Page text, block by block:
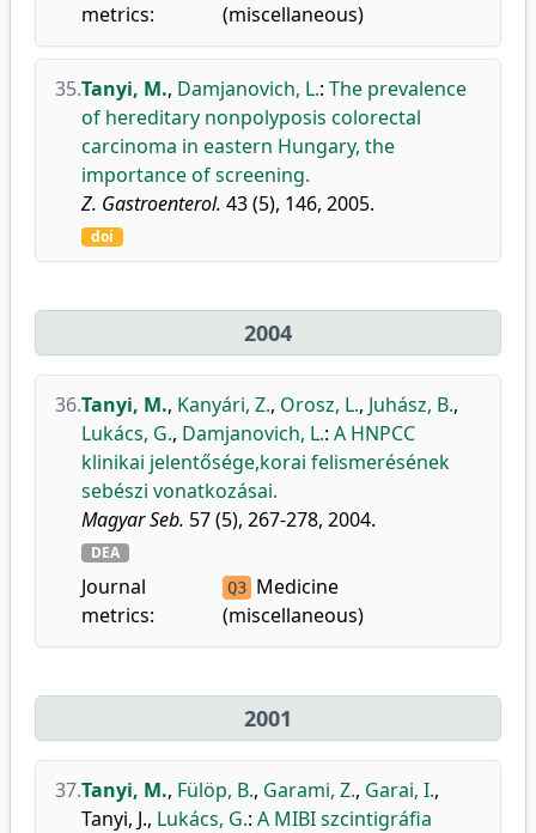
metrics:
(miscellaneous)
35.Tanyi, M., Damjanovich, L.: The prevalence
of hereditary nonpolyposis colorectal
carcinoma in eastern Hungary, the
importance of screening.
Z. Gastroenterol. 43 (5), 146, 2005.
doi
2004
36.Tanyi, M., Kanyári, Z., Orosz, L., Juhász, B.,
Lukács, G., Damjanovich, L.: A HNPCC
klinikai jelentősége,korai felismerésének
sebészi vonatkozásai.
Magyar Seb. 57 (5), 267-278, 2004.
DEA
Journal
metrics:
Q3 Medicine
(miscellaneous)
2001
37.Tanyi, M., Fülöp, B., Garami, Z., Garai, I.,
Tanyi, J., Lukács, G.: A MIBI szcintigráfia